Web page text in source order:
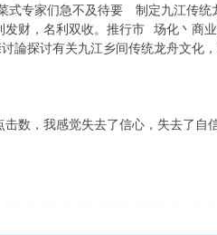
专家们急不及待要 制定九江传
发财，名利双收。推行市 场化丶
論探讨有关九江乡间传统龙舟文化
数，我感觉失去了信心，失去了